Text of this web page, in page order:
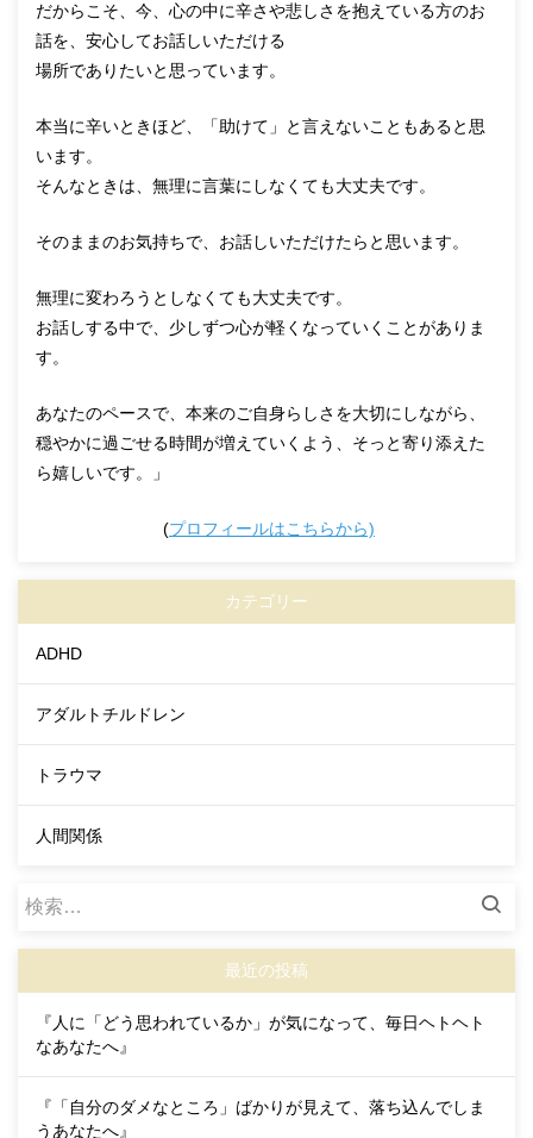
だからこそ、今、心の中に辛さや悲しさを抱えている方のお
話を、安心してお話しいただける
場所でありたいと思っています。
本当に辛いときほど、「助けて」と言えないこともあると思
います。
そんなときは、無理に言葉にしなくても大丈夫です。
そのままのお気持ちで、お話しいただけたらと思います。
無理に変わろうとしなくても大丈夫です。
お話しする中で、少しずつ心が軽くなっていくことがありま
す。
あなたのペースで、本来のご自身らしさを大切にしながら、
穏やかに過ごせる時間が増えていくよう、そっと寄り添えた
ら嬉しいです。」
(プロフィールはこちらから)
カテゴリー
ADHD
アダルトチルドレン
トラウマ
人間関係
検
最近の投稿
『人に「どう思われているか」が気になって、毎日ヘトヘト
なあなたへ』
『「自分のダメなところ」ばかりが見えて、落ち込んでしま
うあなたへ』